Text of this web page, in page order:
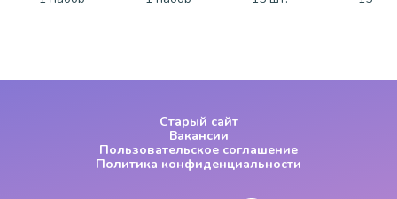
Старый сайт
Вакансии
Пользовательское соглашение
Политика конфиденциальности